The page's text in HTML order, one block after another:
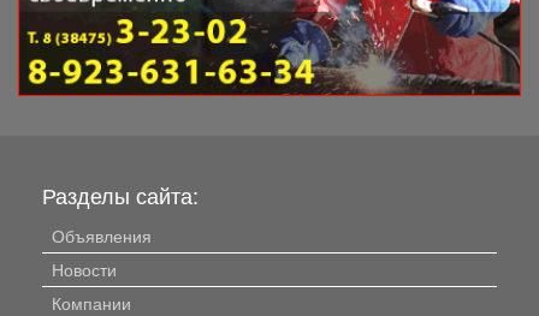
Разделы сайта:
Объявления
Новости
Компании